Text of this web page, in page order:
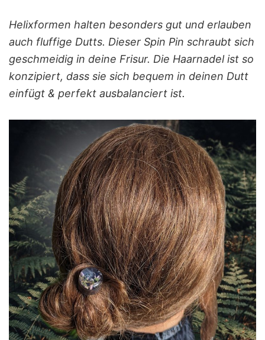
Helixformen halten besonders gut und erlauben
auch fluffige Dutts. Dieser Spin Pin schraubt sich
geschmeidig in deine Frisur. Die Haarnadel ist so
konzipiert, dass sie sich bequem in deinen Dutt
einfügt & perfekt ausbalanciert ist.